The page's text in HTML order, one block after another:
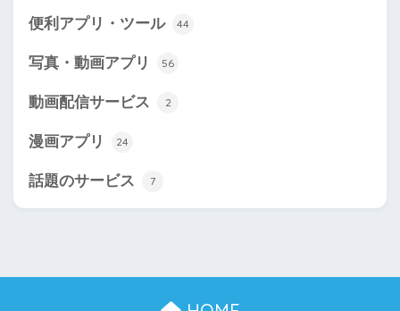
便利アプリ・ツール 44
写真・動画アプリ 56
動画配信サービス 2
漫画アプリ 24
話題のサービス 7